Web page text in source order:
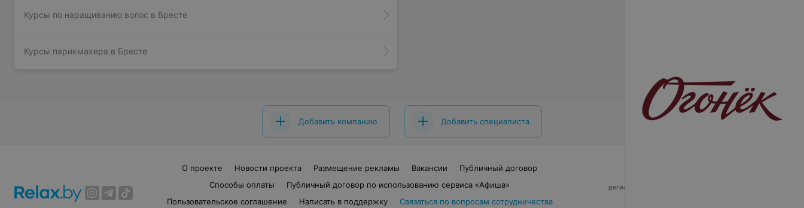
Курсы по наращиванию волос в Бресте
Курсы парикмахера в Бресте
Добавить компанию Добавить специалиста
О проекте Новости проекта Размещение рекламы Вакансии
Публичный договор
Способы оплаты
Публичный договор по использованию сервиса «Афиша»
Пользовательское соглашение
Написать в поддержку Связаться по вопросам сотрудничества
регистрирующий орган - Минский горисполком